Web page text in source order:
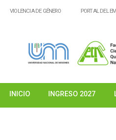
VIOLENCIA DE GÉNERO PORTAL DEL
INICIO INGRESO 2027